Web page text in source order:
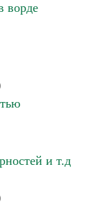
ворде
и т.д